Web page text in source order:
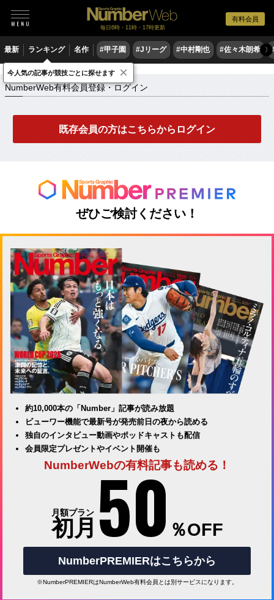
有料会員
毎日6時・11時・17時更新
最新 ランキング 名作 #甲子園 #Jリーグ #中村剛也 #佐々木朗希 〉
NumberWeb有料会員登録・ログイン
NumberWeb有料会員登録・ログイン
既存会員の方はこちらからログイン
ぜひご検討ください！
約10,000本の「Number」記事が読み放題
ビューワー機能で最新号が発売前日の夜から読める
独自のインタビュー動画やポッドキャストも配信
会員限定プレゼントやイベント開催も
NumberWebの有料記事も読める！
月額プラン
初月 50 ％OFF
NumberPREMIERはこちらから
※NumberPREMIERはNumberWeb有料会員とは別サービスになります。
今人気の記事が競技ごとに探せます ×